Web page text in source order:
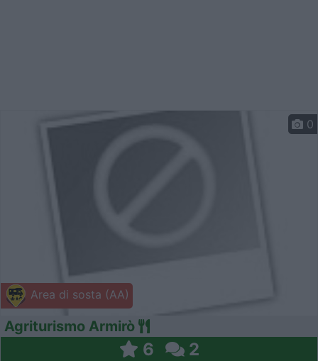
Area di sosta (AA)
0
Agriturismo Armirò
6 2